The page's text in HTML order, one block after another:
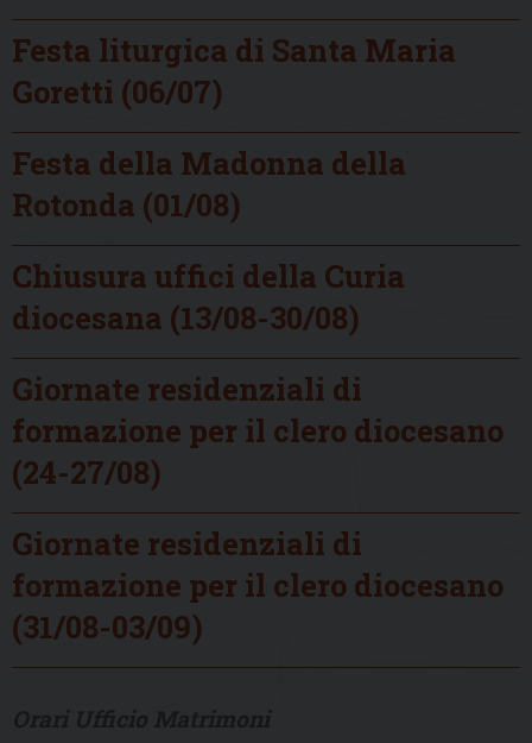
Festa liturgica di Santa Maria
Goretti (06/07)
Festa della Madonna della
Rotonda (01/08)
Chiusura uffici della Curia
diocesana (13/08-30/08)
Giornate residenziali di
formazione per il clero diocesano
(24-27/08)
Giornate residenziali di
formazione per il clero diocesano
(31/08-03/09)